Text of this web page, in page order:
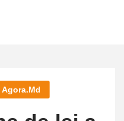
Agora.md